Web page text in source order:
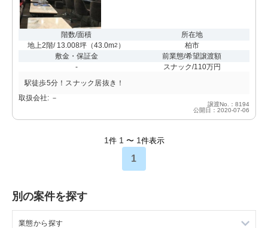
階数/面積
地上2階/ 13.008坪 （43.0m2 ）
所在地
柏市
敷金・保証金
-
前業態/希望譲渡額
スナック/110万円
駅徒歩5分！スナック居抜き！
取扱会社: －
譲渡No.：8194
公開日：2020-07-06
1 件 1 〜 1 件表示
1
別の案件を探す
業態から探す